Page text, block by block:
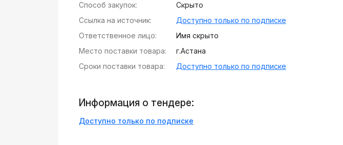
Способ закупок:
Скрыто
Ссылка на источник:
Доступно только по подписке
Ответственное лицо:
Имя скрыто
Место поставки товара:
г.Астана
Сроки поставки товара:
Доступно только по подписке
Информация о тендере:
Доступно только по подписке